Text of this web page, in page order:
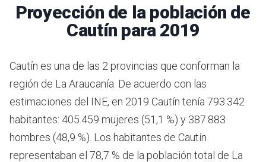
Proyección de la población de
Cautín para 2019
Cautín es una de las 2 provincias que conforman la
región de La Araucanía. De acuerdo con las
estimaciones del INE, en 2019 Cautín tenía 793.342
habitantes: 405.459 mujeres (51,1 %) y 387.883
hombres (48,9 %). Los habitantes de Cautín
representaban el 78,7 % de la población total de La